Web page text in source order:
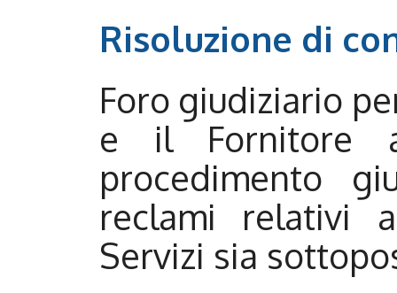
Risoluzione di
Foro giudiziario
e il Fornitore
procedimento
reclami relativi
Servizi sia